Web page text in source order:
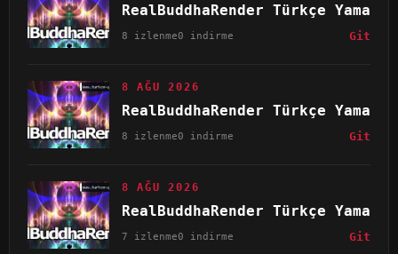
RealBuddhaRender Türkçe Yama
8 izlenme0 indirme Git
8 AĞU 2026
RealBuddhaRender Türkçe Yama
8 izlenme0 indirme Git
8 AĞU 2026
RealBuddhaRender Türkçe Yama
7 izlenme0 indirme Git